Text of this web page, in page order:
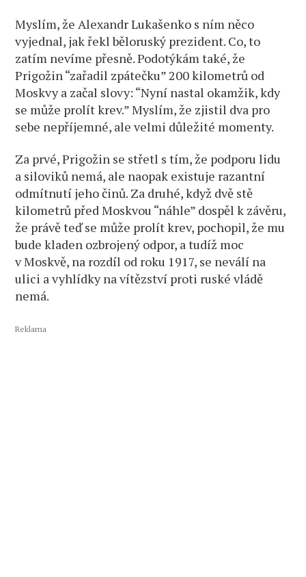
Myslím, že Alexandr Lukašenko s ním něco
vyjednal, jak řekl běloruský prezident. Co, to
zatím nevíme přesně. Podotýkám také, že
Prigožin “zařadil zpátečku” 200 kilometrů od
Moskvy a začal slovy: “Nyní nastal okamžik, kdy
se může prolít krev.” Myslím, že zjistil dva pro
sebe nepříjemné, ale velmi důležité momenty.
Za prvé, Prigožin se střetl s tím, že podporu lidu
a siloviků nemá, ale naopak existuje razantní
odmítnutí jeho činů. Za druhé, když dvě stě
kilometrů před Moskvou “náhle” dospěl k závěru,
že právě teď se může prolít krev, pochopil, že mu
bude kladen ozbrojený odpor, a tudíž moc
v Moskvě, na rozdíl od roku 1917, se neválí na
ulici a vyhlídky na vítězství proti ruské vládě
nemá.
Reklama